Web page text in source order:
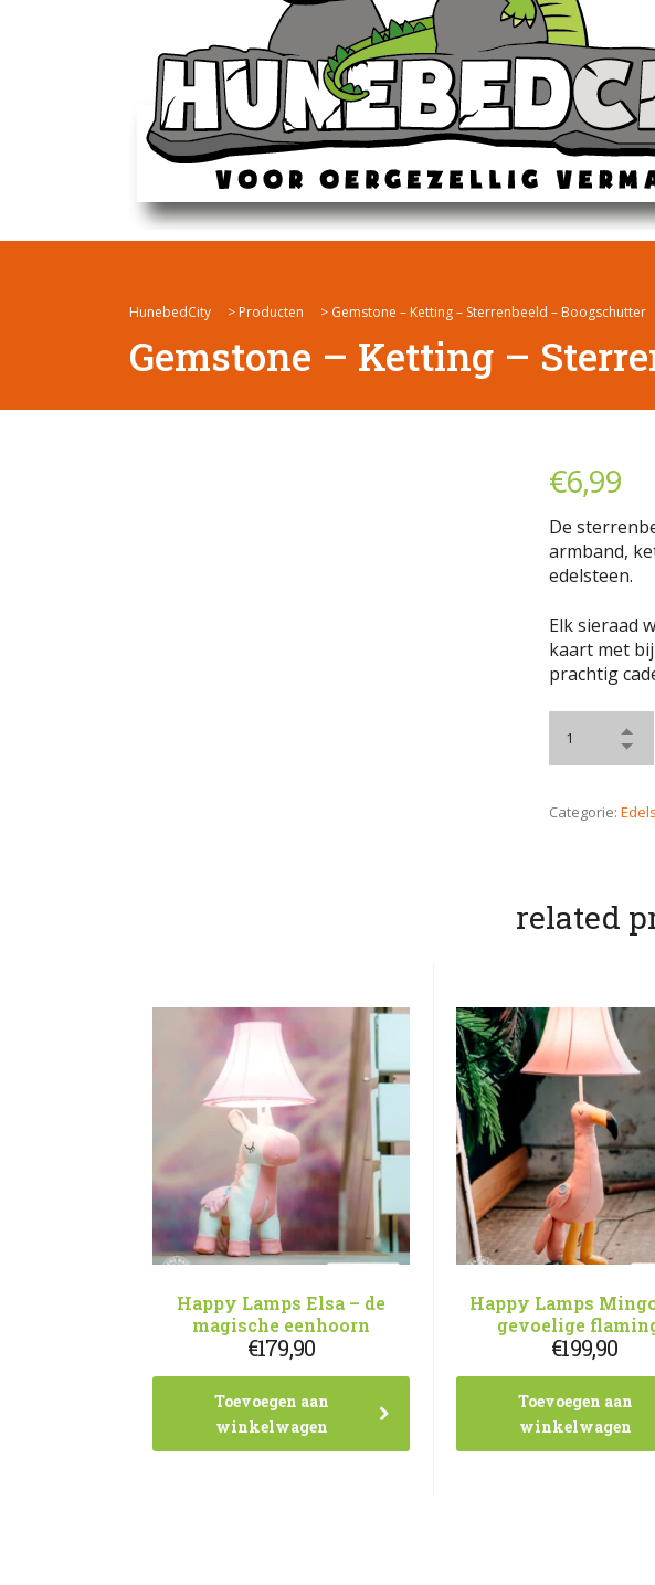
HunebedCity > Producten > Gemstone – Ketting – Sterrenbeeld – Boogschutter
Gemstone – Ketting –
€6,99
De
armband,
edelsteen.
Elk sieraad
kaart met
prachtig
Categorie:
related
Happy Lamps Elsa – de
magische eenhoorn
€179,90
Toevoegen aan
winkelwagen
Happy Lamps
gevoelige
€199,90
Toevoegen aan
winkelwagen